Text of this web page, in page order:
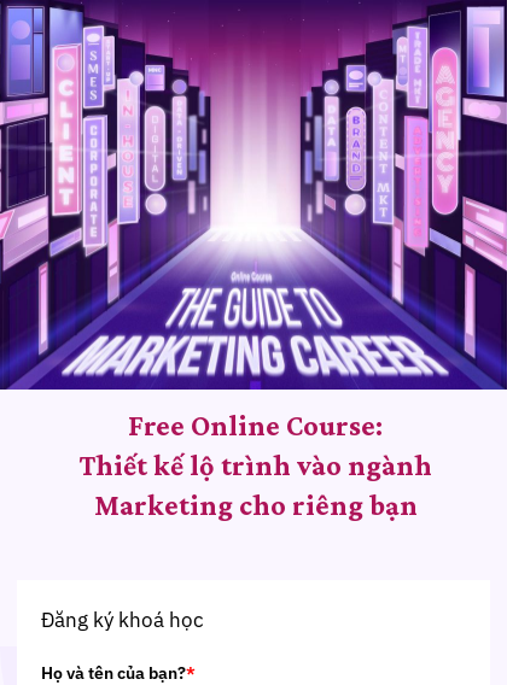
Đăng ký khoá học
Họ và tên của bạn?*
Free Online Course:
Thiết kế lộ trình vào ngành
Marketing cho riêng bạn